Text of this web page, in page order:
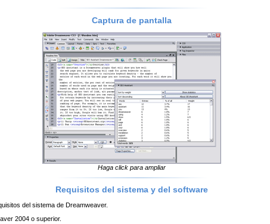
Captura de pantalla
Haga click para ampliar
Requisitos del sistema y del software
del sistema de Dreamweaver.
2004 o superior.